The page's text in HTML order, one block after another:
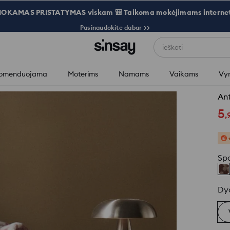
PRISTATYMAS viskam 🎒 Taikoma mokėjimams
Pasinaudokite dabar >>
ieškoti
Moterims Namams Vaikams
5,